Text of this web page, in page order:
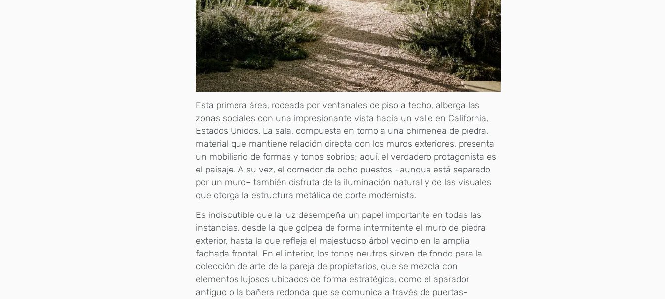
Esta primera área, rodeada por ventanales de piso a techo, alberga las
zonas sociales con una impresionante vista hacia un valle en California,
Estados Unidos. La sala, compuesta en torno a una chimenea de piedra,
material que mantiene relación directa con los muros exteriores, presenta
un mobiliario de formas y tonos sobrios; aquí, el verdadero protagonista es
el paisaje. A su vez, el comedor de ocho puestos –aunque está separado
por un muro– también disfruta de la iluminación natural y de las visuales
que otorga la estructura metálica de corte modernista.
Es indiscutible que la luz desempeña un papel importante en todas las
instancias, desde la que golpea de forma intermitente el muro de piedra
exterior, hasta la que refleja el majestuoso árbol vecino en la amplia
fachada frontal. En el interior, los tonos neutros sirven de fondo para la
colección de arte de la pareja de propietarios, que se mezcla con
elementos lujosos ubicados de forma estratégica, como el aparador
antiguo o la bañera redonda que se comunica a través de puertas-